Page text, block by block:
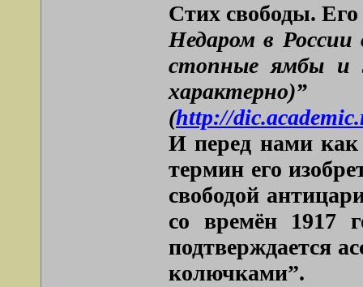
Стих свободы. Его
Недаром в
стопные ямбы и
характерно)”
(http://
И перед нами как
термин его
свободой
со времён 1917
подтверждается
колючками”.